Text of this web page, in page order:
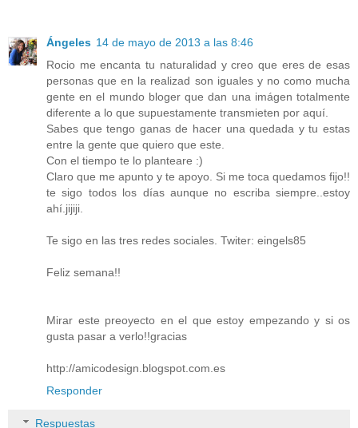
Ángeles 14 de mayo de 2013 a las 8:46
Rocio me encanta tu naturalidad y creo que eres de esas
personas que en la realizad son iguales y no como mucha
gente en el mundo bloger que dan una imágen totalmente
diferente a lo que supuestamente transmieten por aquí.
Sabes que tengo ganas de hacer una quedada y tu estas
entre la gente que quiero que este.
Con el tiempo te lo planteare :)
Claro que me apunto y te apoyo. Si me toca quedamos fijo!!
te sigo todos los días aunque no escriba siempre..estoy
ahí.jijiji.
Te sigo en las tres redes sociales. Twiter: eingels85
Feliz semana!!
Mirar este preoyecto en el que estoy empezando y si os
gusta pasar a verlo!!gracias
http://amicodesign.blogspot.com.es
Responder
Respuestas